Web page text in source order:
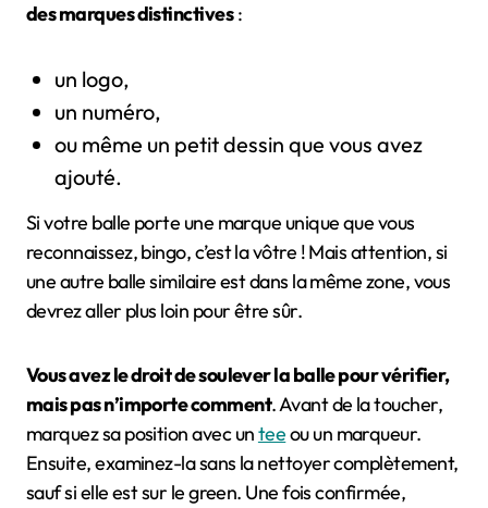
des marques distinctives:
un logo,
un numéro,
ou même un petit dessin que vous avez
ajouté.
Si votre balle porte une marque unique que vous
reconnaissez, bingo, c’est la vôtre ! Mais attention, si
une autre balle similaire est dans la même zone, vous
devrez aller plus loin pour être sûr.
Vous avez le droit de soulever la balle pour vérifier,
mais pas n’importe comment. Avant de la toucher,
marquez sa position avec unteeou un marqueur.
Ensuite, examinez-la sans la nettoyer complètement,
sauf si elle est sur le green. Une fois confirmée,